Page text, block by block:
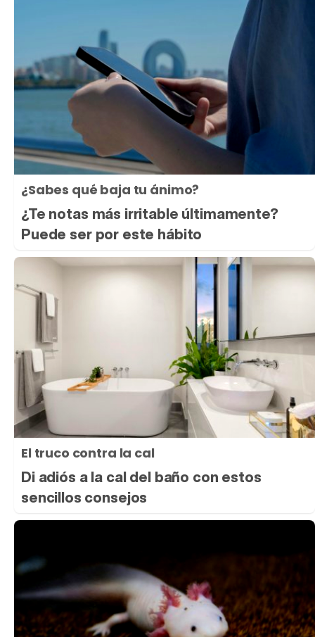
¿Sabes qué baja tu ánimo?
¿Te notas más irritable últimamente?
Puede ser por este hábito
El truco contra la cal
Di adiós a la cal del baño con estos
sencillos consejos